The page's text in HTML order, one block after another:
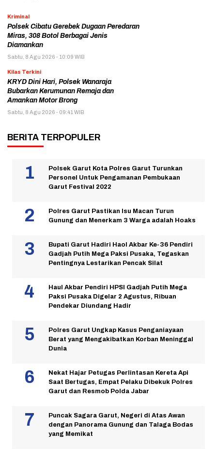
Kriminal
Polsek Cibatu Gerebek Dugaan Peredaran
Miras, 308 Botol Berbagai Jenis
Diamankan
Sabtu, 8 Agu 2026 - 10:09 WIB
Kilas Terkini
KRYD Dini Hari, Polsek Wanaraja
Bubarkan Kerumunan Remaja dan
Amankan Motor Brong
Sabtu, 8 Agu 2026 - 09:41 WIB
BERITA TERPOPULER
Polsek Garut Kota Polres Garut Turunkan
Personel Untuk Pengamanan Pembukaan
Garut Festival 2022
Polres Garut Pastikan Isu Macan Turun
Gunung dan Menerkam 3 Warga adalah Hoaks
Bupati Garut Hadiri Haol Akbar Ke-36 Pendiri
Gadjah Putih Mega Paksi Pusaka, Tegaskan
Pentingnya Lestarikan Pencak Silat
Haul Akbar Pendiri HPSI Gadjah Putih Mega
Paksi Pusaka Digelar 2 Agustus, Ribuan
Pendekar Diundang Hadir
Polres Garut Ungkap Kasus Penganiayaan
Berat yang Mengakibatkan Korban Meninggal
Dunia
Nekat Hajar Petugas Perlintasan Kereta Api
Saat Bertugas, Empat Pelaku Dibekuk Polres
Garut dan Resmob Polda Jabar
Puncak Sagara Garut, Negeri di Atas Awan
dengan Panorama Gunung dan Talaga Bodas
yang Memikat